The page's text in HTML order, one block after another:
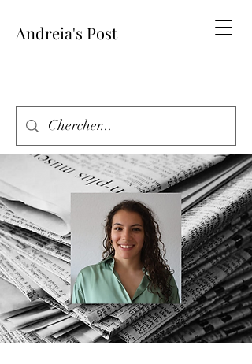
Andreia's Post